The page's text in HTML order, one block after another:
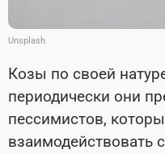
Unsplash
Козы по своей
периодически они
пессимистов,